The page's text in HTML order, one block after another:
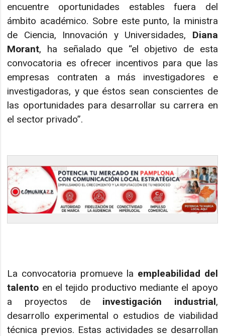
encuentre oportunidades estables fuera del
ámbito académico. Sobre este punto, la ministra
de Ciencia, Innovación y Universidades, Diana
Morant, ha señalado que “el objetivo de esta
convocatoria es ofrecer incentivos para que las
empresas contraten a más investigadores e
investigadoras, y que éstos sean conscientes de
las oportunidades para desarrollar su carrera en
el sector privado”.
La convocatoria promueve la empleabilidad del
talento en el tejido productivo mediante el apoyo
a proyectos de investigación industrial,
desarrollo experimental o estudios de viabilidad
técnica previos. Estas actividades se desarrollan